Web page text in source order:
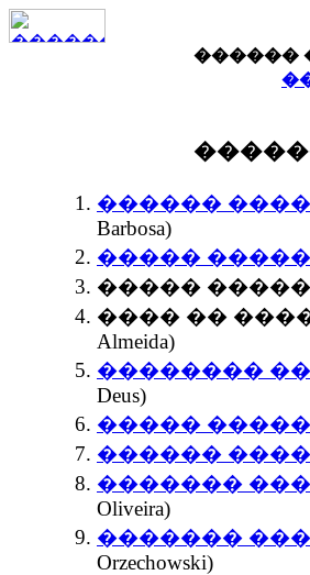
������
������
Barbosa)
�����
����� �����
���� ��
Almeida)
��������
Deus)
�����
������ ����
�������
Oliveira)
�������
Orzechowski)